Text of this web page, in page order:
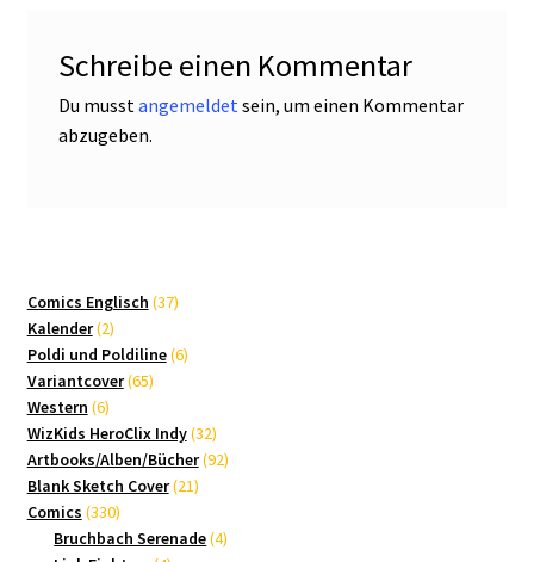
Schreibe einen Kommentar
Du musst angemeldet sein, um einen Kommentar
abzugeben.
Comics Englisch 3737
Kalender 22
Produkte
Poldi und Poldiline 66
Variantcover 6565
Western 66
Produkte
WizKids HeroClix Indy 3232
Produkte
Artbooks/Alben/Bücher 9292
Blank Sketch Cover 2121
Comics 330330
Produkte
Bruchbach Serenade 44